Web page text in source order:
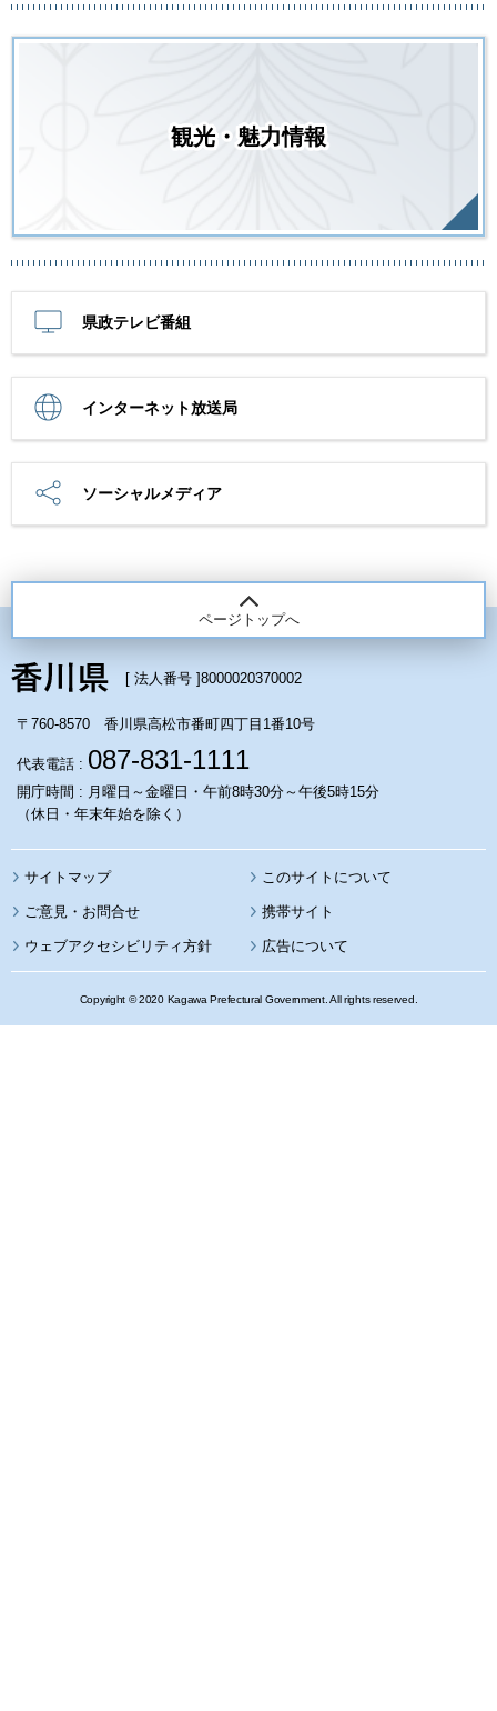
観光・魅力情報
県政テレビ番組
インターネット放送局
ソーシャルメディア
ページトップへ
[ 法人番号 ]8000020370002
〒760-8570 香川県高松市番町四丁目1番10号
代表電話 : 087-831-1111
開庁時間 : 月曜日～金曜日・午前8時30分～午後5時15分
（休日・年末年始を除く）
サイトマップ このサイトについて
携帯サイト
ウェブアクセシビリティ方針 広告について
Copyright © 2020 Kagawa Prefectural Government. All rights reserved.